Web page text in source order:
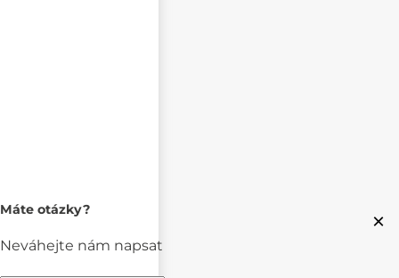
×
Máte otázky?
Neváhejte nám napsat